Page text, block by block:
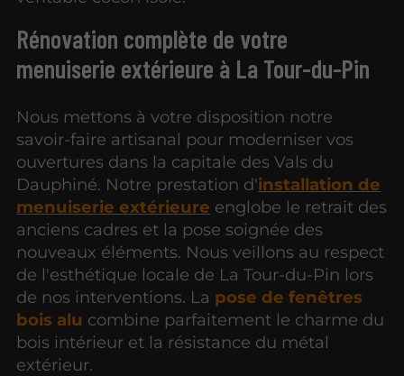
Rénovation complète de votre
menuiserie extérieure à La Tour-du-Pin
Nous mettons à votre disposition notre
savoir-faire artisanal pour moderniser vos
ouvertures dans la capitale des Vals du
Dauphiné. Notre prestation d'installation de
menuiserie extérieure englobe le retrait des
anciens cadres et la pose soignée des
nouveaux éléments. Nous veillons au respect
de l'esthétique locale de La Tour-du-Pin lors
de nos interventions. La pose de fenêtres
bois alu combine parfaitement le charme du
bois intérieur et la résistance du métal
extérieur.